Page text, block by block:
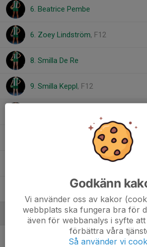
6. Beatrice Pembe
6. Zoey Lindström, F12
8. Smilla De Re
9. Smilla Keppl, F12
25. Bianca Jansson, F12
26. Justine Auvray Seth
34. Alice Hamberg
Ledare
Anni GratschevAssisterande
Godkänn
Vi använder oss av kakor
webbplats ska fungera bra för
även för webbanalys i syfte
förbättra våra
Så använder vi